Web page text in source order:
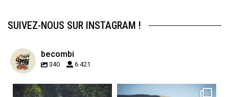
SUIVEZ-NOUS SUR INSTAGRAM !
becombi
340 6 421
becombi